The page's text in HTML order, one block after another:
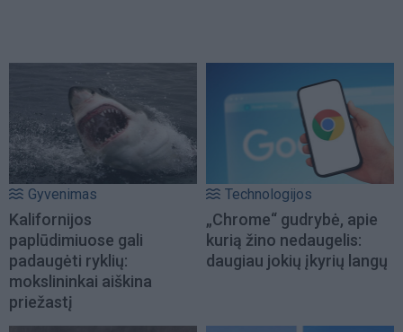
Gyvenimas
Kalifornijos
paplūdimiuose gali
padaugėti ryklių:
mokslininkai aiškina
priežastį
Technologijos
„Chrome“ gudrybė, apie
kurią žino nedaugelis:
daugiau jokių įkyrių langų